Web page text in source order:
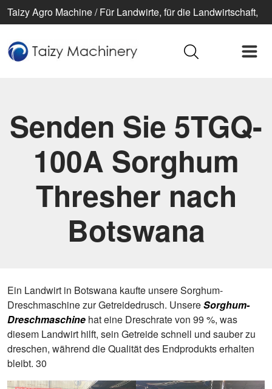
Taizy Agro Machine / Für Landwirte, für die Landwirtschaft,
Senden Sie 5TGQ-
100A Sorghum
Thresher nach
Botswana
Ein Landwirt in Botswana kaufte unsere Sorghum-
Dreschmaschine zur Getreidedrusch. UnsereSorghum-
Dreschmaschine hat eine Dreschrate von 99 %, was
diesem Landwirt hilft, sein Getreide schnell und sauber zu
dreschen, während die Qualität des Endprodukts erhalten
bleibt. 30